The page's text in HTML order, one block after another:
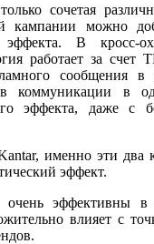
сочетая
кампании можно
эффекта. В кросс-
работает за счет
сообщения в
коммуникации в
эффекта, даже с
именно эти два
эффект.
эффективны в
влияет с